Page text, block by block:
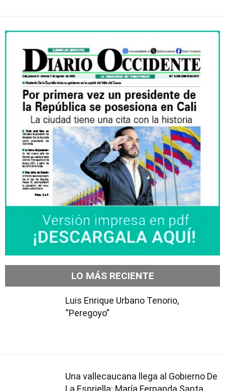
LO MÁS RECIENTE
Luis Enrique Urbano Tenorio,
“Peregoyo”
Una vallecaucana llega al Gobierno De
La Espriella: María Fernanda Santa,